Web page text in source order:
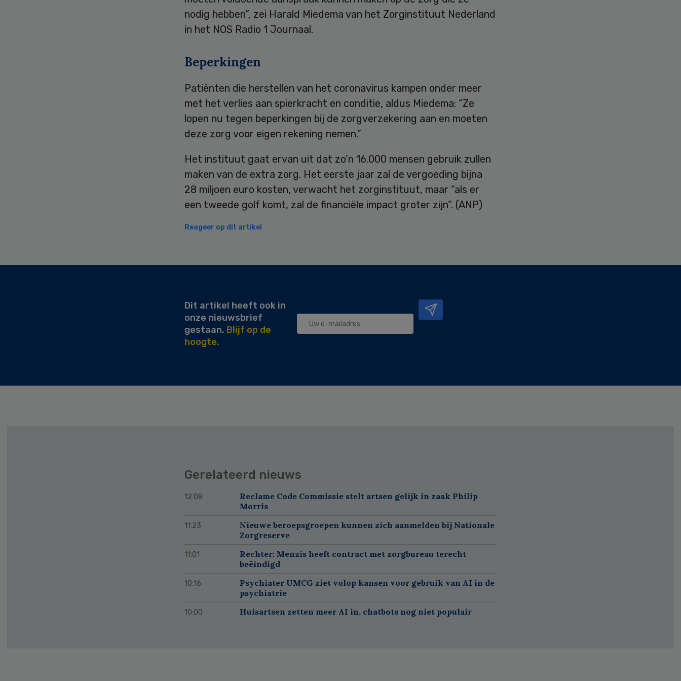
nodig hebben”, zei Harald Miedema van het Zorginstituut Nederland
in het NOS Radio 1 Journaal.
Beperkingen
Patiënten die herstellen van het coronavirus kampen onder meer
met het verlies aan spierkracht en conditie, aldus Miedema: “Ze
lopen nu tegen beperkingen bij de zorgverzekering aan en moeten
deze zorg voor eigen rekening nemen.”
Het instituut gaat ervan uit dat zo’n 16.000 mensen gebruik zullen
maken van de extra zorg. Het eerste jaar zal de vergoeding bijna
28 miljoen euro kosten, verwacht het zorginstituut, maar “als er
een tweede golf komt, zal de financiële impact groter zijn”. (ANP)
Reageer op dit artikel
Dit artikel heeft ook in
onze nieuwsbrief
gestaan. Blijf op de
hoogte.
Gerelateerd nieuws
12:08
Reclame Code Commissie stelt artsen gelijk in zaak Philip
Morris
11:23
Nieuwe beroepsgroepen kunnen zich aanmelden bij Nationale
Zorgreserve
11:01
Rechter: Menzis heeft contract met zorgbureau terecht
beëindigd
10:16
Psychiater UMCG ziet volop kansen voor gebruik van AI in de
psychiatrie
10:00 Huisartsen zetten meer AI in, chatbots nog niet populair